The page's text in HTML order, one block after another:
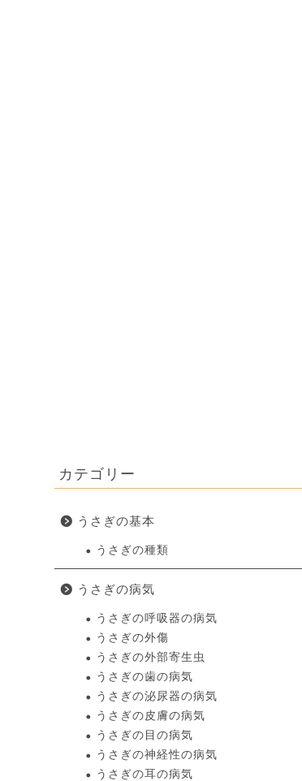
カテゴリー
うさぎの基本
うさぎの種類
うさぎの病気
うさぎの呼吸器の病気
うさぎの外傷
うさぎの外部寄生虫
うさぎの歯の病気
うさぎの泌尿器の病気
うさぎの皮膚の病気
うさぎの目の病気
うさぎの神経性の病気
うさぎの耳の病気